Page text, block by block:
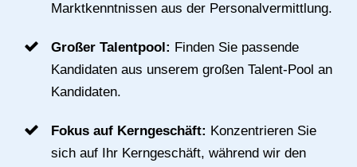
Marktkenntnissen aus der Personalvermittlung.
Großer Talentpool: Finden Sie passende
Kandidaten aus unserem großen Talent-Pool an
Kandidaten.
Fokus auf Kerngeschäft: Konzentrieren Sie
sich auf Ihr Kerngeschäft, während wir den